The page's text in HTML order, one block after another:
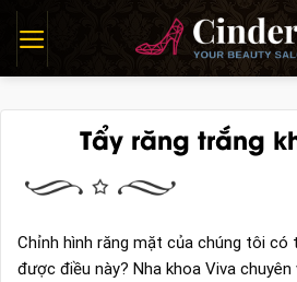
Skip
content
Tẩy răng trắng
Chỉnh hình răng mặt của chúng tôi có
được điều này? Nha khoa Viva